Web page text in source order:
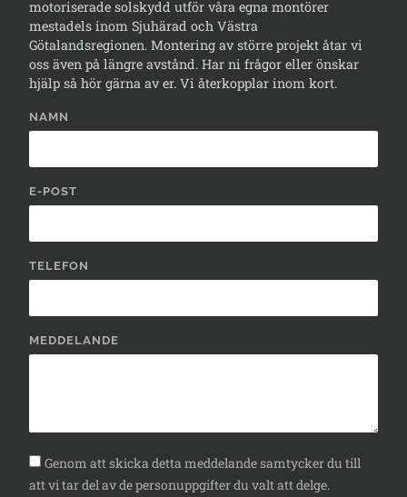
motoriserade solskydd utför våra egna montörer
mestadels inom Sjuhärad och Västra
Götalandsregionen. Montering av större projekt åtar vi
oss även på längre avstånd. Har ni frågor eller önskar
hjälp så hör gärna av er. Vi återkopplar inom kort.
NAMN
E-POST
TELEFON
MEDDELANDE
Genom att skicka detta meddelande samtycker du till
att vi tar del av de personuppgifter du valt att delge.